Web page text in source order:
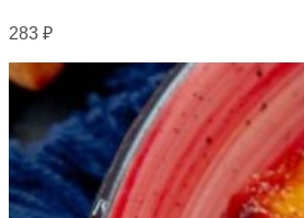
283 ₽